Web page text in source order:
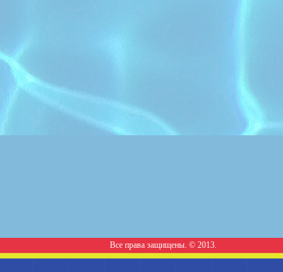
Все права защищены. © 2013.